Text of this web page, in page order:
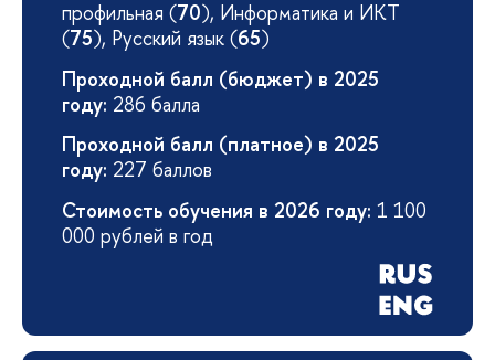
профильная (70), Информатика и ИКТ
(75), Русский язык (65)
Проходной балл (бюджет) в 2025
году: 286 балла
Проходной балл (платное) в 2025
году: 227 баллов
Стоимость обучения в 2026 году: 1 100
000 рублей в год